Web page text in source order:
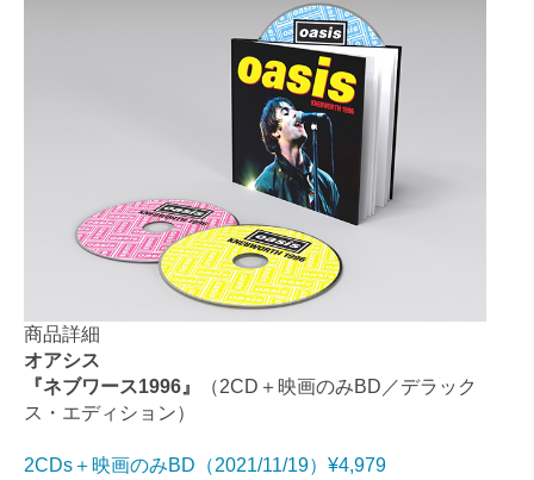
商品詳細
オアシス
『ネブワース1996』
（2CD＋映画のみBD／デラック
ス・エディション）
2CDs＋映画のみBD（2021/11/19）¥4,979